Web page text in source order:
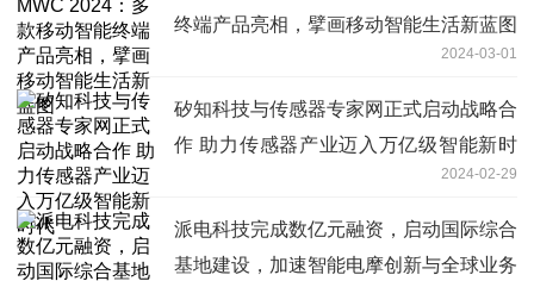
终端产品亮相，擘画移动智能生活新蓝图
2024-03-01
矽知科技与传感器专家网正式启动战略合
作 助力传感器产业迈入万亿级智能新时
2024-02-29
​派电科技完成数亿元融资，启动国际综合
基地建设，加速智能电摩创新与全球业务